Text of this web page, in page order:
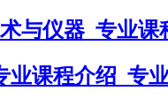
与仪器_专业课
课程介绍_专